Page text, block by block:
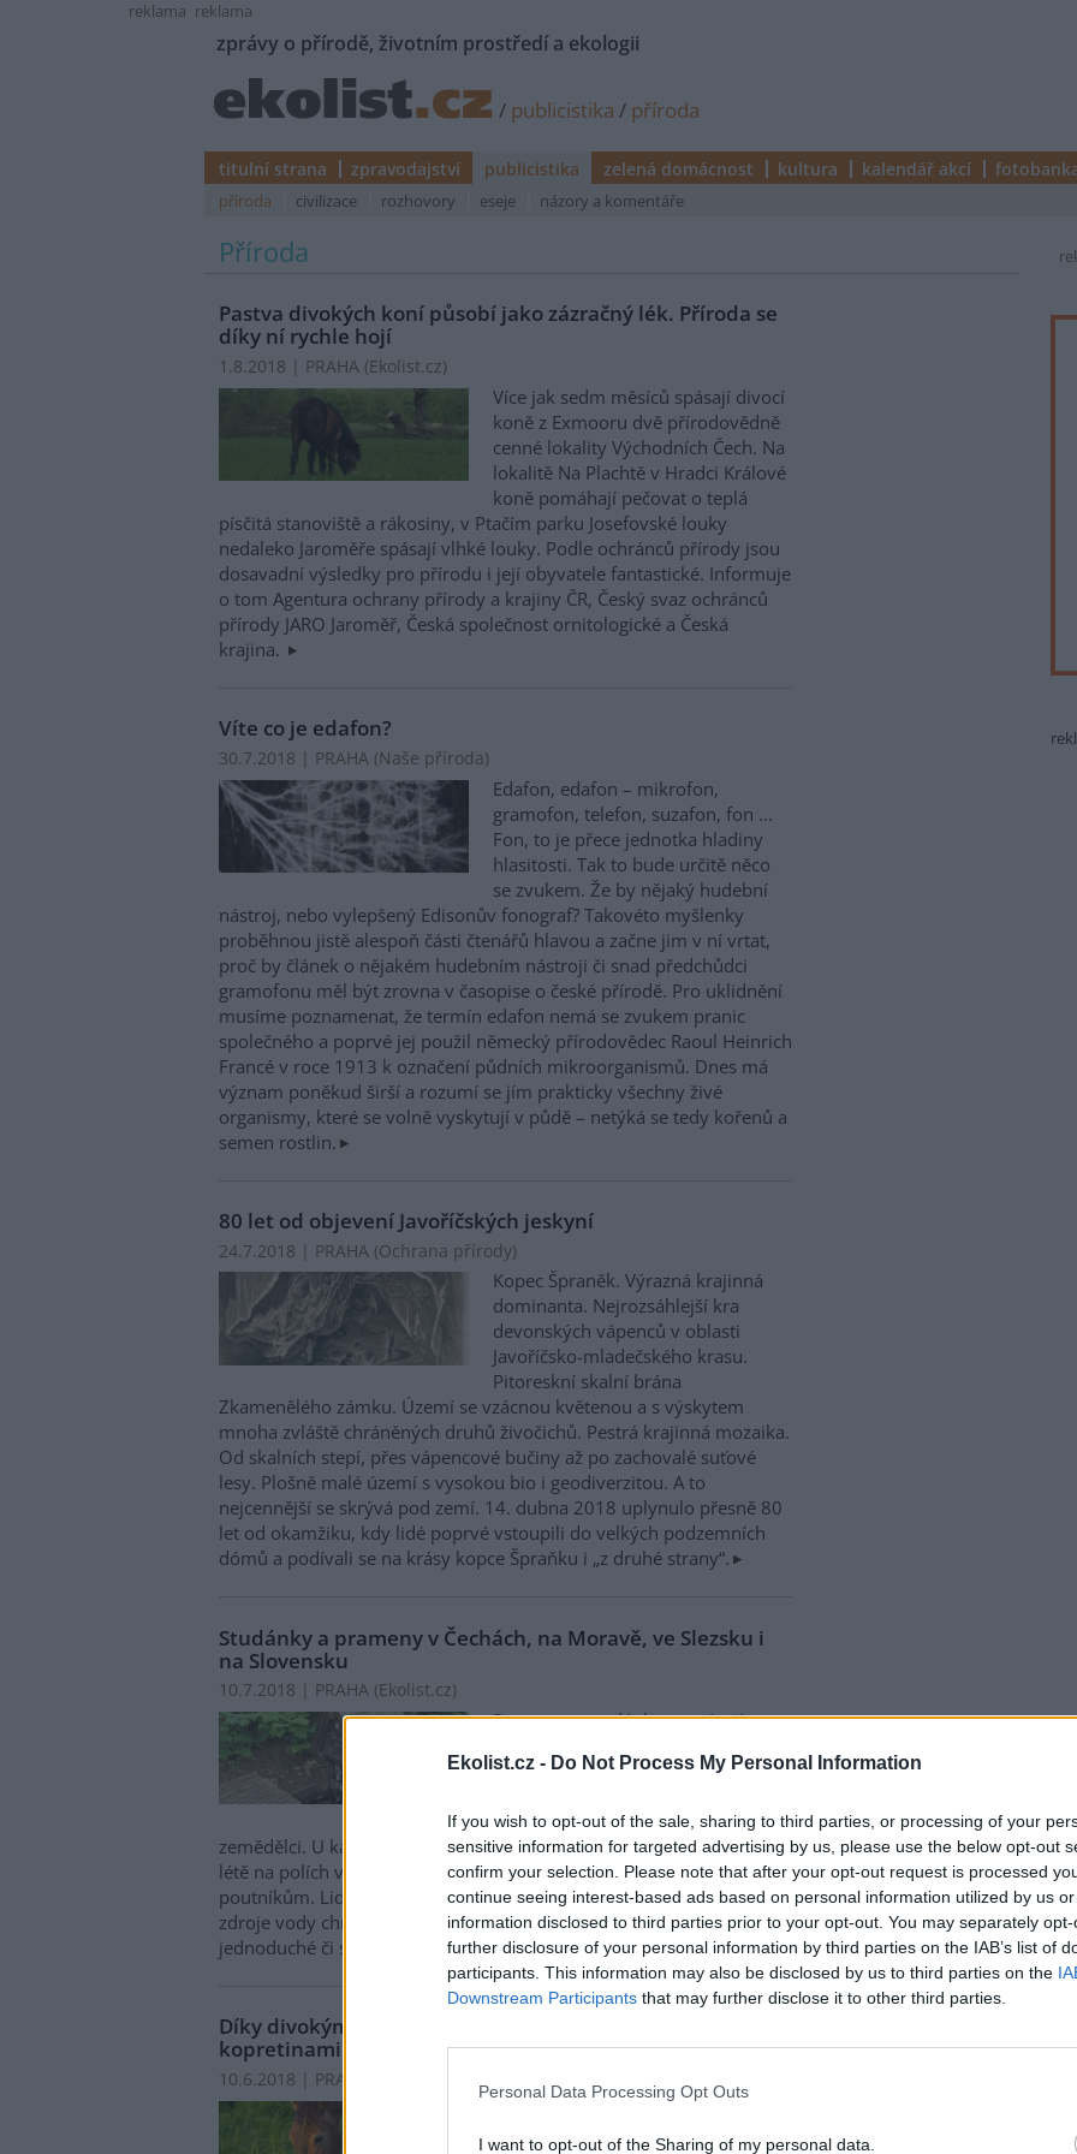
Ekolist.cz - Do Not Process My Personal Information
If you wish to opt-out of the sale, sharing to third parties, or processing of your
sensitive information for targeted advertising by us, please use the below opt-out
confirm your selection. Please note that after your opt-out request is processed
continue seeing interest-based ads based on personal information utilized by us
information disclosed to third parties prior to your opt-out. You may separately
further disclosure of your personal information by third parties on the IAB’s list of
participants. This information may also be disclosed by us to third parties on the
Downstream Participants that may further disclose it to other third parties.
Personal Data Processing Opt Outs
I want to opt-out of the Sharing of my personal data.
reklama reklama
zprávy o přírodě, životním prostředí a ekologii
/ publicistika / příroda
titulní strana zpravodajství publicistika zelená domácnost kultura kalendář akcí
příroda civilizace rozhovory eseje názory a komentáře
Příroda
Pastva divokých koní působí jako zázračný lék. Příroda se
díky ní rychle hojí
1.8.2018 | PRAHA (Ekolist.cz)
Více jak sedm měsíců spásají divocí
koně z Exmooru dvě přírodovědně
cenné lokality Východních Čech. Na
lokalitě Na Plachtě v Hradci Králové
koně pomáhají pečovat o teplá
písčitá stanoviště a rákosiny, v Ptačím parku Josefovské louky
nedaleko Jaroměře spásají vlhké louky. Podle ochránců přírody jsou
dosavadní výsledky pro přírodu i její obyvatele fantastické. Informuje
o tom Agentura ochrany přírody a krajiny ČR, Český svaz ochránců
přírody JARO Jaroměř, Česká společnost ornitologické a Česká
krajina.
Víte co je edafon?
30.7.2018 | PRAHA (Naše příroda)
Edafon, edafon – mikrofon,
gramofon, telefon, suzafon, fon ...
Fon, to je přece jednotka hladiny
hlasitosti. Tak to bude určitě něco
se zvukem. Že by nějaký hudební
nástroj, nebo vylepšený Edisonův fonograf? Takovéto myšlenky
proběhnou jistě alespoň části čtenářů hlavou a začne jim v ní vrtat,
proč by článek o nějakém hudebním nástroji či snad předchůdci
gramofonu měl být zrovna v časopise o české přírodě. Pro uklidnění
musíme poznamenat, že termín edafon nemá se zvukem pranic
společného a poprvé jej použil německý přírodovědec Raoul Heinrich
Francé v roce 1913 k označení půdních mikroorganismů. Dnes má
význam poněkud širší a rozumí se jím prakticky všechny živé
organismy, které se volně vyskytují v půdě – netýká se tedy kořenů a
semen rostlin.
80 let od objevení Javoříčských jeskyní
24.7.2018 | PRAHA (Ochrana přírody)
Kopec Špraněk. Výrazná krajinná
dominanta. Nejrozsáhlejší kra
devonských vápenců v oblasti
Javoříčsko-mladečského krasu.
Pitoreskní skalní brána
Zkamenělého zámku. Území se vzácnou květenou a s výskytem
mnoha zvláště chráněných druhů živočichů. Pestrá krajinná mozaika.
Od skalních stepí, přes vápencové bučiny až po zachovalé suťové
lesy. Plošně malé území s vysokou bio i geodiverzitou. A to
nejcennější se skrývá pod zemí. 14. dubna 2018 uplynulo přesně 80
let od okamžiku, kdy lidé poprvé vstoupili do velkých podzemních
dómů a podívali se na krásy kopce Špraňku i „z druhé strany“.
Studánky a prameny v Čechách, na Moravě, ve Slezsku i
na Slovensku
10.7.2018 | PRAHA (Ekolist.cz)
Prameny a studánky provázejí
správné chvíli v přírodě pramínek
vyzkoušeli už dávní poutníci, lovci i
zemědělci. U každého obydlí býval pramen, lidé pracující v parném
létě na polích využívali vodu z lesních studánek. Studánky sloužily i
poutníkům. Lidé se proto o studánky starali a všemožně přirozené
zdroje vody chránili – budovali kolem nich drobné stavbičky, stavěli
jednoduché či složitější stříšky, upravovali okolí pro sebe i pro zvěř.
Díky divokým koním kvete milovická pastvina
kopretinami a šalvějí
10.6.2018 | PRAHA (
Proměna bývalého vojenského
prostoru Milovice pokračuje.